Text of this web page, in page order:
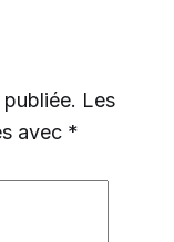
Les
avec *